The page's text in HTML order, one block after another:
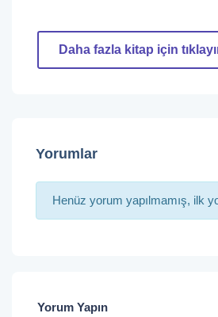
Daha fazla kitap için
Yorumlar
Henüz yorum yapılmamış, ilk
Yorum Yapın